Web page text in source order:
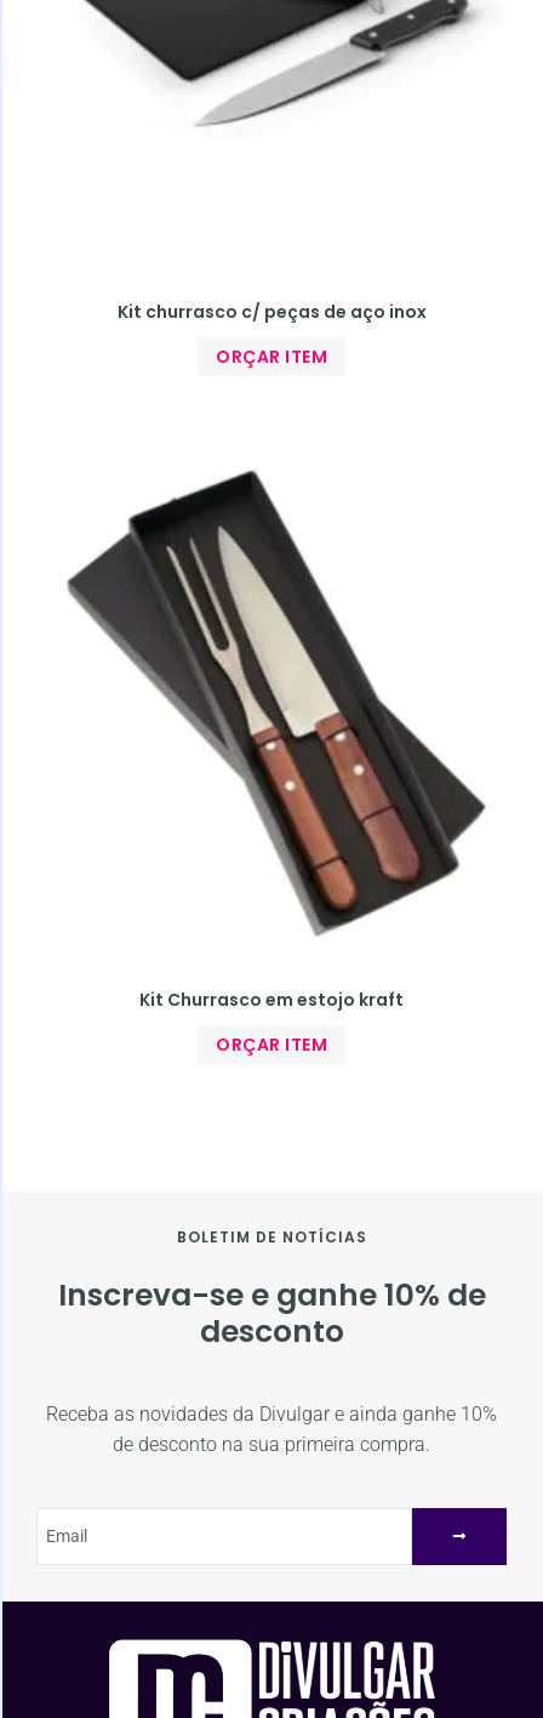
Kit churrasco c/ peças de aço inox
ORÇAR ITEM
Kit Churrasco em estojo kraft
ORÇAR ITEM
BOLETIM DE NOTÍCIAS
Inscreva-se e ganhe 10% de
desconto
Receba as novidades da Divulgar e ainda ganhe 10%
de desconto na sua primeira compra.